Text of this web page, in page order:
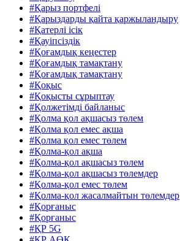
#Қарыз портфелі
#Қарыздарды қайта қаржыландыру
#Қатерлі ісік
#Қауіпсіздік
#Қоғамдық кеңестер
#Қоғамдық тамақтану
#Қоғамдық тамақтану
#Қоқыс
#Қоқысты сұрыптау
#Қолжетімді байланыс
#Қолма қол ақшасыз төлем
#Қолма қол емес ақша
#Қолма қол емес төлем
#Қолма-қол ақша
#Қолма-қол ақшасыз төлем
#Қолма-қол ақшасыз төлемдер
#Қолма-қол емес төлем
#Қолма-қол жасалмайтын төлемдер
#Қорғаныс
#Қорғаныс
#ҚР 5G